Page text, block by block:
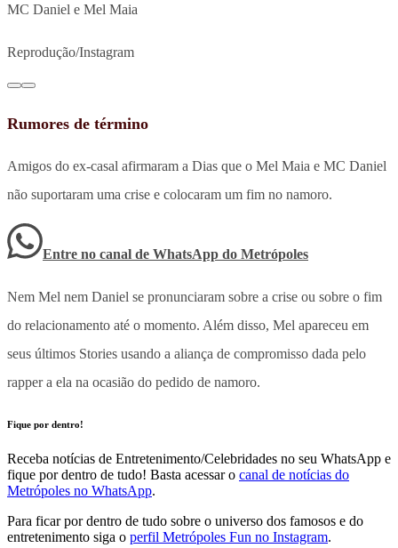
MC Daniel e Mel Maia
Reprodução/Instagram
Rumores de término
Amigos do ex-casal afirmaram a Dias que o Mel Maia e MC Daniel
não suportaram uma crise e colocaram um fim no namoro.
Entre no canal de WhatsApp do Metrópoles
Nem Mel nem Daniel se pronunciaram sobre a crise ou sobre o fim
do relacionamento até o momento. Além disso, Mel apareceu em
seus últimos Stories usando a aliança de compromisso dada pelo
rapper a ela na ocasião do pedido de namoro.
Fique por dentro!
Receba notícias de Entretenimento/Celebridades no seu WhatsApp e
fique por dentro de tudo! Basta acessar o canal de notícias do
Metrópoles no WhatsApp.
Para ficar por dentro de tudo sobre o universo dos famosos e do
entretenimento siga o perfil Metrópoles Fun no Instagram.